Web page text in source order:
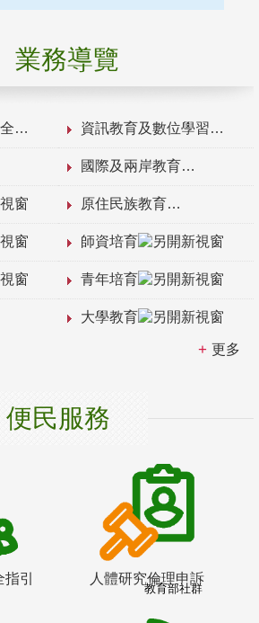
業務導覽
資訊教育及數位學習
國際及兩岸教育
原住民族教育
師資培育
青年培育
大學教育
更多
便民服務
引
人體研究倫理申訴
教育部社群